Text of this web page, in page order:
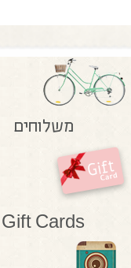
משלוחים
Gift Cards